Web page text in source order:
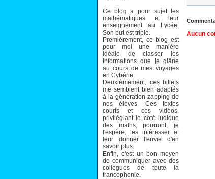
Ce blog a pour sujet les
mathématiques et leur
enseignement au Lycée.
Son but est triple.
Premièrement, ce blog est
pour moi une manière
idéale de classer les
informations que je glâne
au cours de mes voyages
en Cybérie.
Deuxièmement, ces billets
me semblent bien adaptés
à la génération zapping de
nos élèves. Ces textes
courts et ces vidéos,
privilégiant le côté ludique
des maths, pourront, je
l'espère, les intéresser et
leur donner l'envie d'en
savoir plus.
Enfin, c'est un bon moyen
de communiquer avec des
collègues de toute la
francophonie.
Aucun